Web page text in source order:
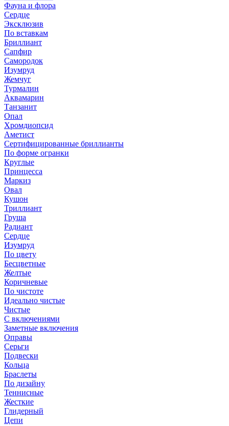
Фауна и флора
Сердце
Эксклюзив
По вставкам
Бриллиант
Сапфир
Самородок
Изумруд
Жемчуг
Турмалин
Аквамарин
Танзанит
Опал
Хромдиопсид
Аметист
Сертифицированные бриллианты
По форме огранки
Круглые
Принцесса
Маркиз
Овал
Кушон
Триллиант
Груша
Радиант
Сердце
Изумруд
По цвету
Бесцветные
Желтые
Коричневые
По чистоте
Идеально чистые
Чистые
С включениями
Заметные включения
Оправы
Серьги
Подвески
Кольца
Браслеты
По дизайну
Теннисные
Жесткие
Глидерный
Цепи